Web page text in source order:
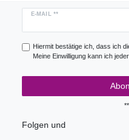
E-MAIL **
Newsletter
Hiermit bestätige ich, dass ich
Meine Einwilligung kann ich
Folgen und